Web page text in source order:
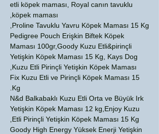
etli köpek maması, Royal canın tavuklu
köpek maması,
Proline Tavuklu Yavru Köpek Maması 15 Kg,
Pedigree Pouch Erişkin Biftek Köpek
Maması 100gr,Goody Kuzu Etli&pirinçli
Yetişkin Köpek Maması 15 Kg, Kays Dog
Kuzu Etli Pirinçli Yetişkin Köpek Maması,
Fix Kuzu Etli ve Pirinçli Köpek Maması 15
Kg.
N&d Balkabaklı Kuzu Etli Orta ve Büyük Irk
Yetişkin Köpek Maması 12 kg,Enjoy Kuzu
Etli Pirinçli Yetişkin Köpek Maması 15 Kg,
Goody High Energy Yüksek Enerji Yetişkin